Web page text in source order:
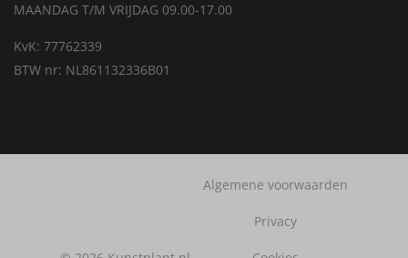
MAANDAG T/M VRIJDAG 09.00-17.00
KvK: 77762339
BTW nr: NL861132336B01
Algemene voorwaarden
Privacy